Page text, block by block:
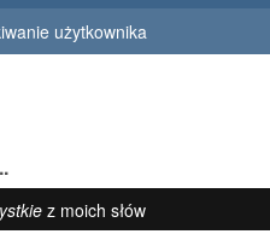
użytkownika
z moich słów